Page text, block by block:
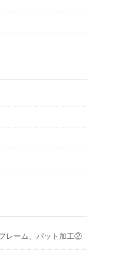
レーム、パット加工②